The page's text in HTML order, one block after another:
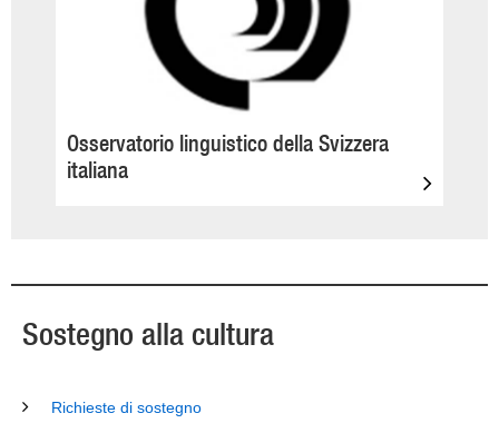
Osservatorio linguistico della Svizzera
italiana
Sostegno alla cultura
Richieste di sostegno